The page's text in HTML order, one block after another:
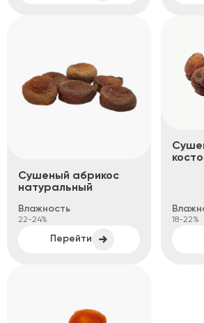
Сушеный абрикос
натуральный
Влажность
22-24%
Перейти
18-22%